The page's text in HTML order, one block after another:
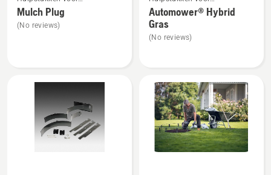
details
over
tuintractoren
Mulch Plug
(No reviews)
details
over
Automower®
robotmaaiers
Automower® Hybrid
Gras
(No reviews)